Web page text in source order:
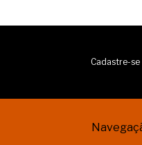
Cadastre-